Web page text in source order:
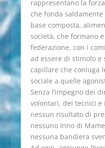
rappresentano la
che fonda
base composta,
società, che formano
federazione, con i
ad essere di stimolo e
capillare che coniuga
sociale a quelle
Senza l’impegno dei
volontari, dei tecnici
nessun risultato di
nessuno Inno di
nessuna bandiera